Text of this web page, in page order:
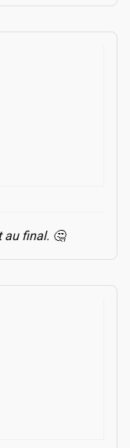
au final. 🤔